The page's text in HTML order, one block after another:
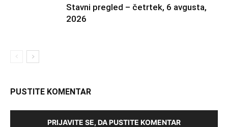
Stavni pregled – četrtek, 6 avgusta,
2026
PUSTITE KOMENTAR
PRIJAVITE SE, DA PUSTITE KOMENTAR